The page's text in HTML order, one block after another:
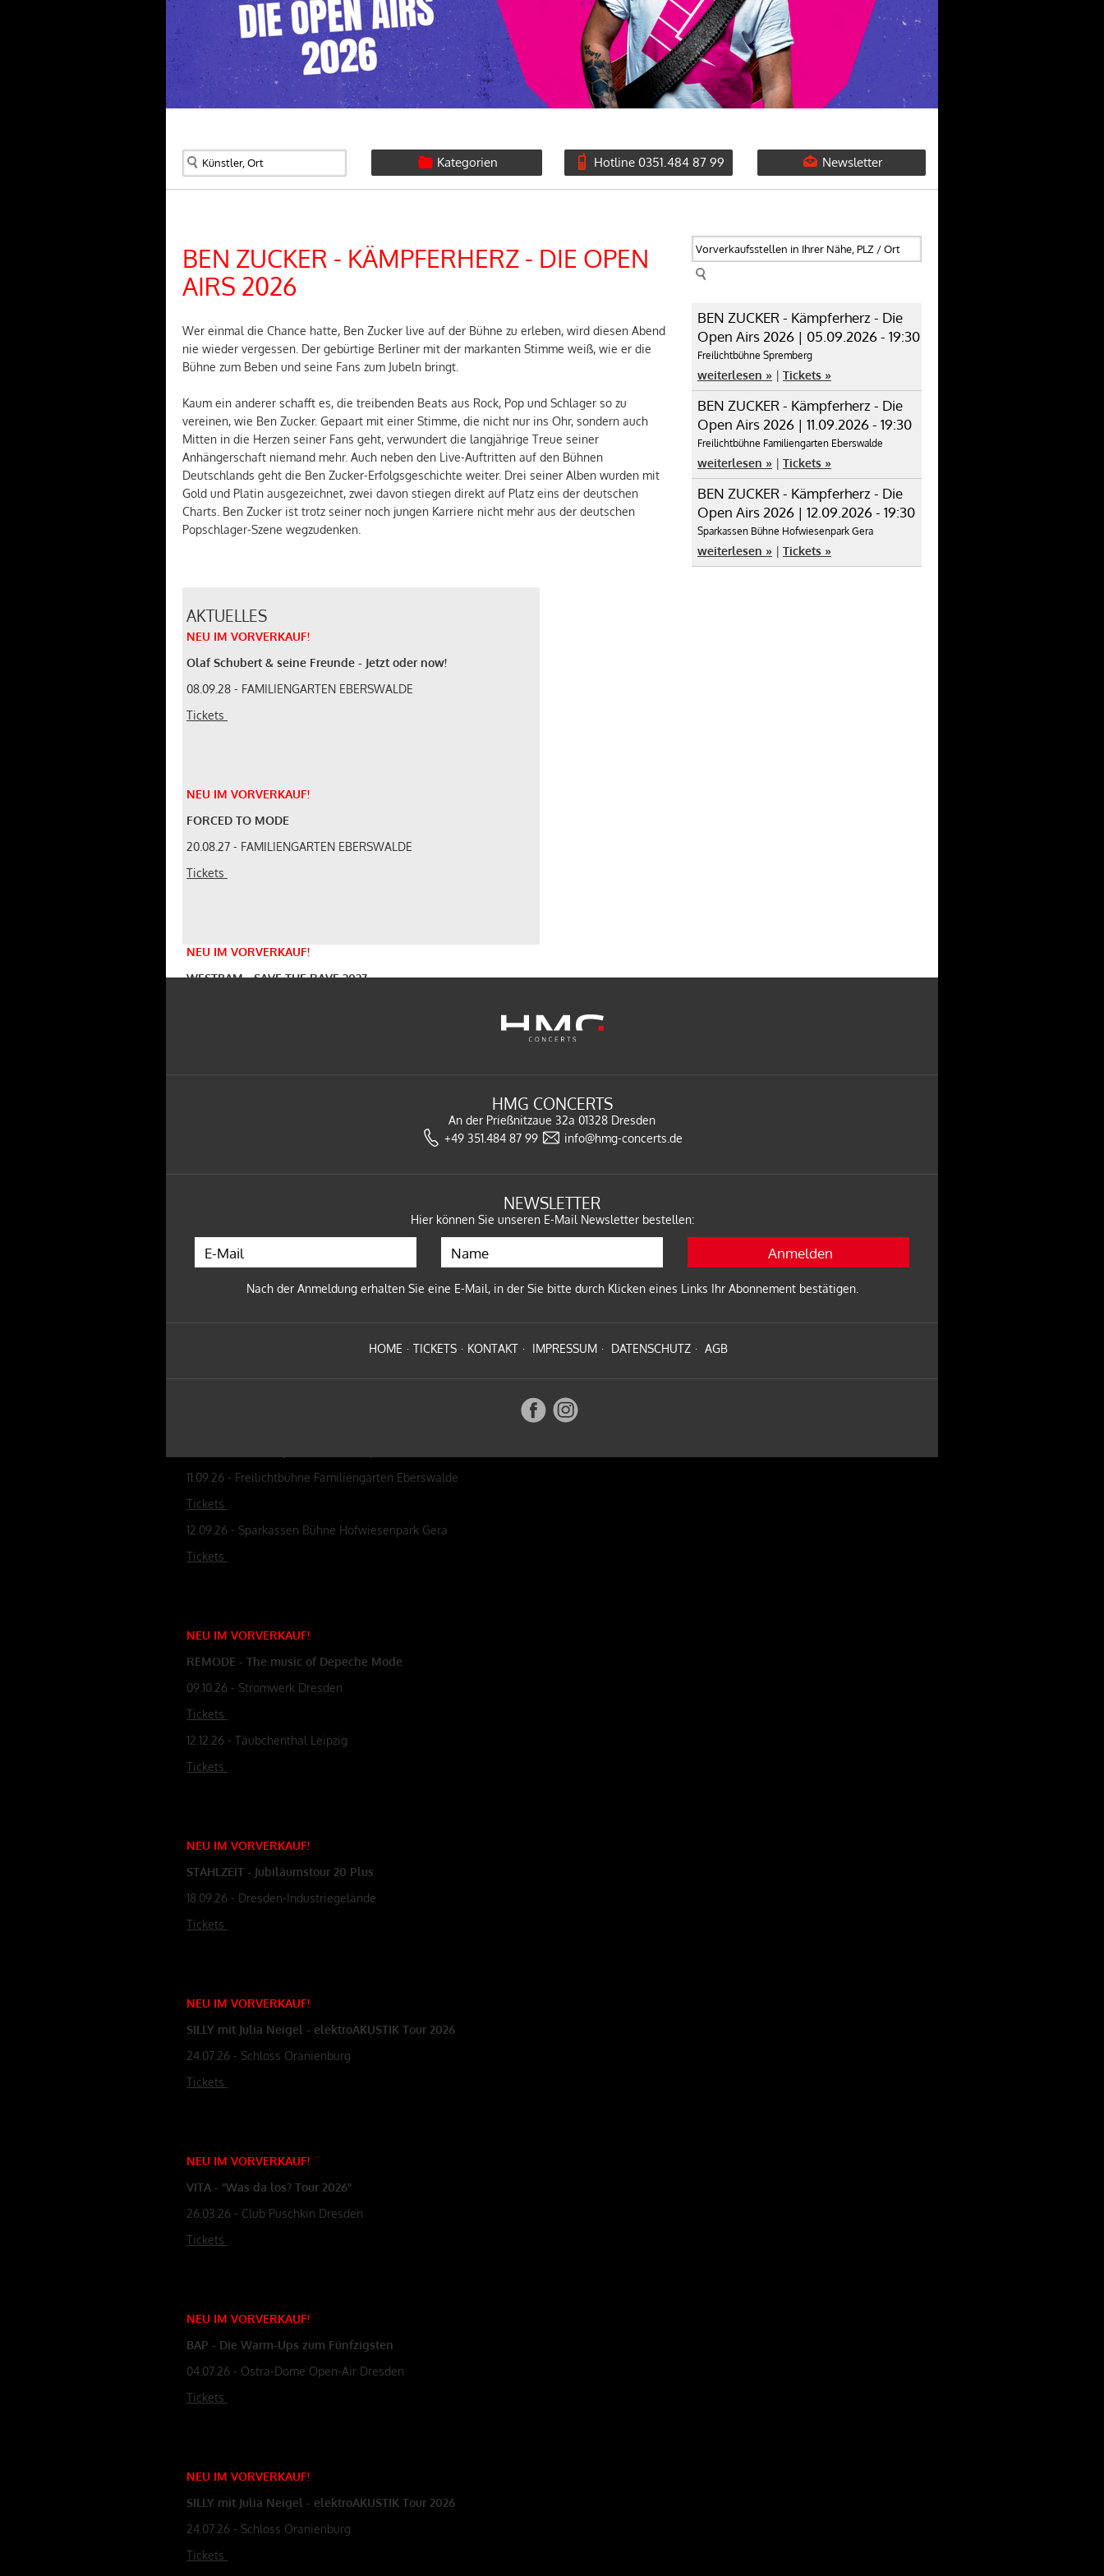
Kategorien Hotline 0351.484 87 99 Newsletter
BEN ZUCKER - KÄMPFERHERZ - DIE OPEN
AIRS 2026
Wer einmal die Chance hatte, Ben Zucker live auf der Bühne zu erleben, wird diesen Abend
nie wieder vergessen. Der gebürtige Berliner mit der markanten Stimme weiß, wie er die
Bühne zum Beben und seine Fans zum Jubeln bringt.
Kaum ein anderer schafft es, die treibenden Beats aus Rock, Pop und Schlager so zu
vereinen, wie Ben Zucker. Gepaart mit einer Stimme, die nicht nur ins Ohr, sondern auch
Mitten in die Herzen seiner Fans geht, verwundert die langjährige Treue seiner
Anhängerschaft niemand mehr. Auch neben den Live-Auftritten auf den Bühnen
Deutschlands geht die Ben Zucker-Erfolgsgeschichte weiter. Drei seiner Alben wurden mit
Gold und Platin ausgezeichnet, zwei davon stiegen direkt auf Platz eins der deutschen
Charts. Ben Zucker ist trotz seiner noch jungen Karriere nicht mehr aus der deutschen
Popschlager-Szene wegzudenken.
BEN ZUCKER - Kämpferherz - Die
Open Airs 2026 | 05.09.2026 - 19:30
Freilichtbühne Spremberg
weiterlesen » | Tickets »
BEN ZUCKER - Kämpferherz - Die
Open Airs 2026 | 11.09.2026 - 19:30
Freilichtbühne Familiengarten Eberswalde
weiterlesen » | Tickets »
BEN ZUCKER - Kämpferherz - Die
Open Airs 2026 | 12.09.2026 - 19:30
Sparkassen Bühne Hofwiesenpark Gera
weiterlesen » | Tickets »
AKTUELLES
NEU IM VORVERKAUF!
Olaf Schubert & seine Freunde - Jetzt oder now!
08.09.28 - FAMILIENGARTEN EBERSWALDE
Tickets
NEU IM VORVERKAUF!
FORCED TO MODE
20.08.27 - FAMILIENGARTEN EBERSWALDE
Tickets
NEU IM VORVERKAUF!
WESTBAM - SAVE THE RAVE 2027
NEU IM VORVERKAUF!
KUPFERGOLD - BOSS BITCH BARMAID TOUR 2027
11.09.26 - Freilichtbühne Familiengarten Eberswalde
Tickets
12.09.26 - Sparkassen Bühne Hofwiesenpark Gera
Tickets
NEU IM VORVERKAUF!
REMODE - The music of Depeche Mode
09.10.26 - Stromwerk Dresden
Tickets
12.12.26 - Täubchenthal Leipzig
Tickets
NEU IM VORVERKAUF!
STAHLZEIT - Jubiläumstour 20 Plus
18.09.26 - Dresden-Industriegelände
Tickets
NEU IM VORVERKAUF!
SILLY mit Julia Neigel - elektroAKUSTIK Tour 2026
24.07.26 - Schloss Oranienburg
Tickets
NEU IM VORVERKAUF!
VITA - "Was da los? Tour 2026"
26.03.26 - Club Puschkin Dresden
Tickets
NEU IM VORVERKAUF!
BAP - Die Warm-Ups zum Fünfzigsten
04.07.26 - Ostra-Dome Open-Air Dresden
Tickets
NEU IM VORVERKAUF!
SILLY mit Julia Neigel - elektroAKUSTIK Tour 2026
24.07.26 - Schloss Oranienburg
Tickets
HMG CONCERTS
An der Prießnitzaue 32a 01328 Dresden
+49 351.484 87 99
info@hmg-concerts.de
NEWSLETTER
Hier können Sie unseren E-Mail Newsletter bestellen:
Nach der Anmeldung erhalten Sie eine E-Mail, in der Sie bitte durch Klicken eines Links Ihr Abonnement bestätigen.
HOME TICKETS KONTAKT IMPRESSUM DATENSCHUTZ AGB